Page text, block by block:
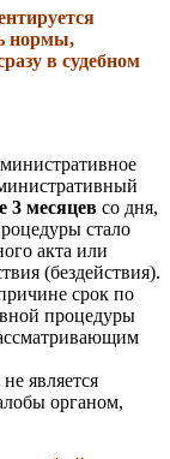
нормы,
в судебном
3 месяцев со дня,
стало
акта или
(бездействия).
срок по
процедуры
является
органом,